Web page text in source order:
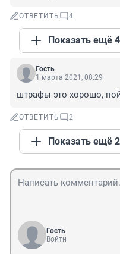
ОТВЕТИТЬ 4
Показать ещё
Гость
1 марта 2021, 08:29
штрафы это хорошо,
ОТВЕТИТЬ 2
Показать ещё
Гость
Войти